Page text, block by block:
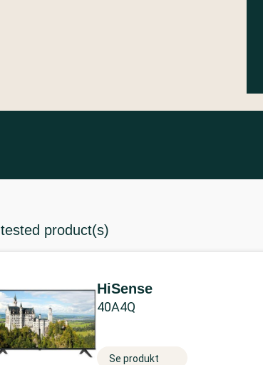
tested product(s)
HiSense
40A4Q
Se produkt